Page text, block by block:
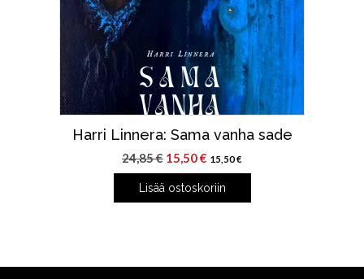
Harri Linnera: Sama vanha sade
24,85€ Alkuperäinen
hinta
oli:
15,50€ Nykyinen
hinta
on:
15,50€
Lisää ostoskoriin